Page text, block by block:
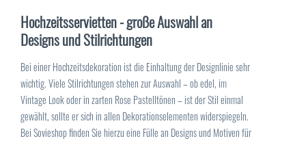
Hochzeitsservietten - große Auswahl an
Designs und Stilrichtungen
Bei einer Hochzeitsdekoration ist die Einhaltung der Designlinie sehr
wichtig. Viele Stilrichtungen stehen zur Auswahl – ob edel, im
Vintage Look oder in zarten Rose Pastelltönen – ist der Stil einmal
gewählt, sollte er sich in allen Dekorationselementen widerspiegeln.
Bei Sovieshop finden Sie hierzu eine Fülle an Designs und Motiven für